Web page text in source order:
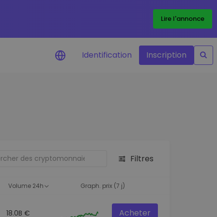
Lire l'annonce
d'investissement
Des informations pertinentes pour
Identification Inscription
Filtres
Volume 24h Graph. prix (7 j)
18.0B € Acheter